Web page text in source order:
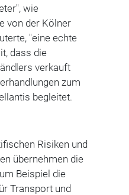
wie
von der Kölner
"eine echte
dass die
verkauft
zum
begleitet.
Risiken und
übernehmen die
Beispiel die
Transport und